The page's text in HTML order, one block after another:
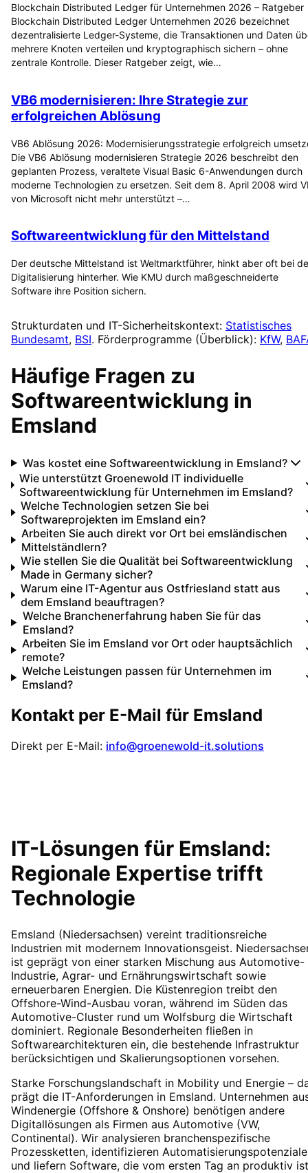
Blockchain Distributed Ledger für Unternehmen 2026 – Ratgeber
Blockchain Distributed Ledger Unternehmen 2026 bezeichnet
dezentralisierte Ledger-Systeme, die Transaktionen und Daten
mehrere Knoten verteilen und kryptographisch sichern – ohne
zentrale Kontrolle. Dieser Ratgeber zeigt, wie…
VB6 modernisieren: Ihre Strategie zur
erfolgreichen Ablösung
VB6 Ablösung 2026: Modernisierungsstrategie erfolgreich
Die VB6 Ablösung modernisieren Strategie 2026 beschreibt den
geplanten Prozess, veraltete Visual Basic 6-Anwendungen durch
moderne Technologien zu ersetzen. Seit dem 8. April 2008 wird
von Microsoft nicht mehr unterstützt –…
Softwareentwicklung für den Mittelstand
Der deutsche Mittelstand ist Weltmarktführer, hinkt aber oft bei
Digitalisierung hinterher. Wie KMU durch maßgeschneiderte
Software ihre Position sichern.
Strukturdaten und IT-Sicherheitskontext: Statistisches
Bundesamt, BSI. Förderprogramme (Überblick): KfW,
Häufige Fragen zu
Softwareentwicklung in
Emsland
Was kostet eine Softwareentwicklung in Emsland?
Wie unterstützt Groenewold IT individuelle
Softwareentwicklung für Unternehmen im Emsland?
Welche Technologien setzen Sie bei
Softwareprojekten im Emsland ein?
Arbeiten Sie auch direkt vor Ort bei emsländischen
Mittelständlern?
Wie stellen Sie die Qualität bei Softwareentwicklung
Made in Germany sicher?
Warum eine IT-Agentur aus Ostfriesland statt aus
dem Emsland beauftragen?
Welche Branchenerfahrung haben Sie für das
Emsland?
Arbeiten Sie im Emsland vor Ort oder hauptsächlich
remote?
Welche Leistungen passen für Unternehmen im
Emsland?
Kontakt per E-Mail für Emsland
Direkt per E-Mail: info@groenewold-it.solutions
IT-Lösungen für Emsland:
Regionale Expertise trifft
Technologie
Emsland (Niedersachsen) vereint traditionsreiche
Industrien mit modernem Innovationsgeist.
ist geprägt von einer starken Mischung aus Automotive-
Industrie, Agrar- und Ernährungswirtschaft sowie
erneuerbaren Energien. Die Küstenregion treibt den
Offshore-Wind-Ausbau voran, während im Süden das
Automotive-Cluster rund um Wolfsburg die Wirtschaft
dominiert. Regionale Besonderheiten fließen in
Softwarearchitekturen ein, die bestehende Infrastruktur
berücksichtigen und Skalierungsoptionen vorsehen.
Starke Forschungslandschaft in Mobility und Energie –
prägt die IT-Anforderungen in Emsland. Unternehmen
Windenergie (Offshore & Onshore) benötigen andere
Digitallösungen als Firmen aus Automotive (VW,
Continental). Wir analysieren branchenspezifische
Prozessketten, identifizieren Automatisierungspotenziale
und liefern Software, die vom ersten Tag an produktiv